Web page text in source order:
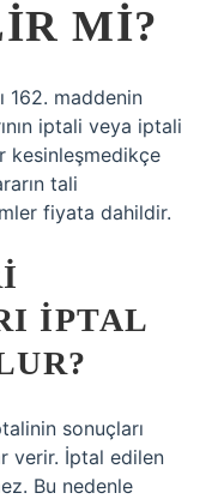
MI?
162. maddenin
iptali veya iptali
kesinleşmedikçe
tali
fiyata dahildir.
IPTAL
sonuçları
verir. İptal edilen
Bu nedenle